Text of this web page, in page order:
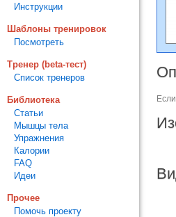
Инструкции
Шаблоны тренировок
Посмотреть
Тренер (beta-тест)
Список тренеров
Библиотека
Статьи
Мышцы тела
Упражнения
Калории
FAQ
Идеи
Прочее
Помочь проекту